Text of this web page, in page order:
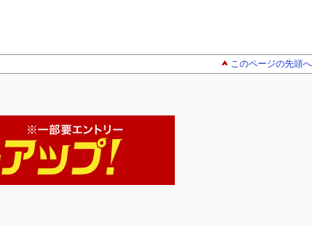
このページの先頭へ